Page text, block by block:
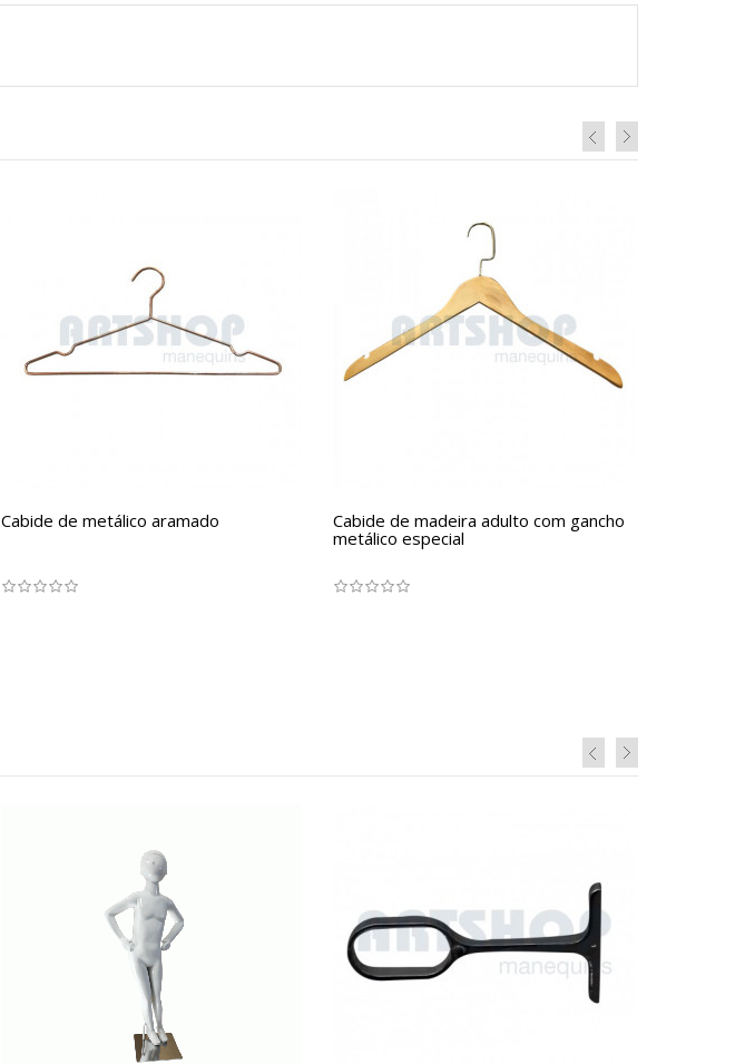
Cabide de metálico aramado
Cabide de madeira adulto com gancho
metálico especial